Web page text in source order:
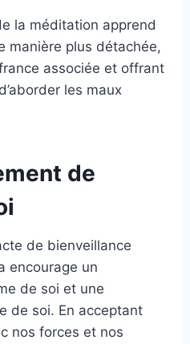
la méditation apprend
manière plus détachée,
associée et offrant
les maux
de
de bienveillance
encourage un
de soi et une
de soi. En acceptant
nos forces et nos